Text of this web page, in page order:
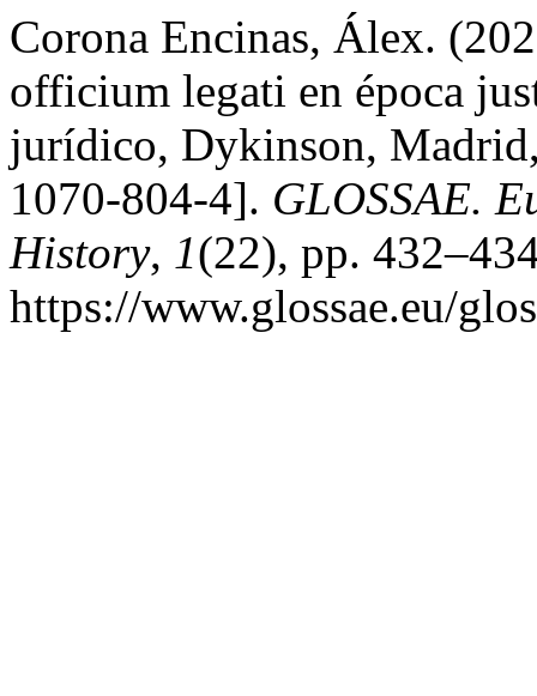
Corona Encinas, Álex.
officium legati en época
jurídico, Dykinson,
1070-804-4]. GLOSSAE.
History, 1(22), pp.
https://www.glossae.eu/